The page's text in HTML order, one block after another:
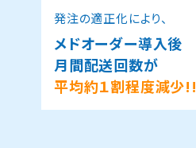
発注の適正化により、
メドオーダー導入後
月間配送回数が
平均約１割程度減少!!